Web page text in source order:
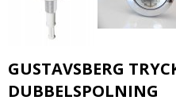
GUSTAVSBERG
DUBBELSPOLNING